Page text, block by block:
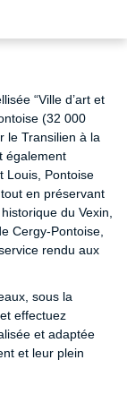
“Ville d’art et
(32 000
le Transilien à la
également
Louis, Pontoise
en préservant
du Vexin,
Cergy-Pontoise,
rendu aux
sous la
effectuez
et adaptée
et leur plein